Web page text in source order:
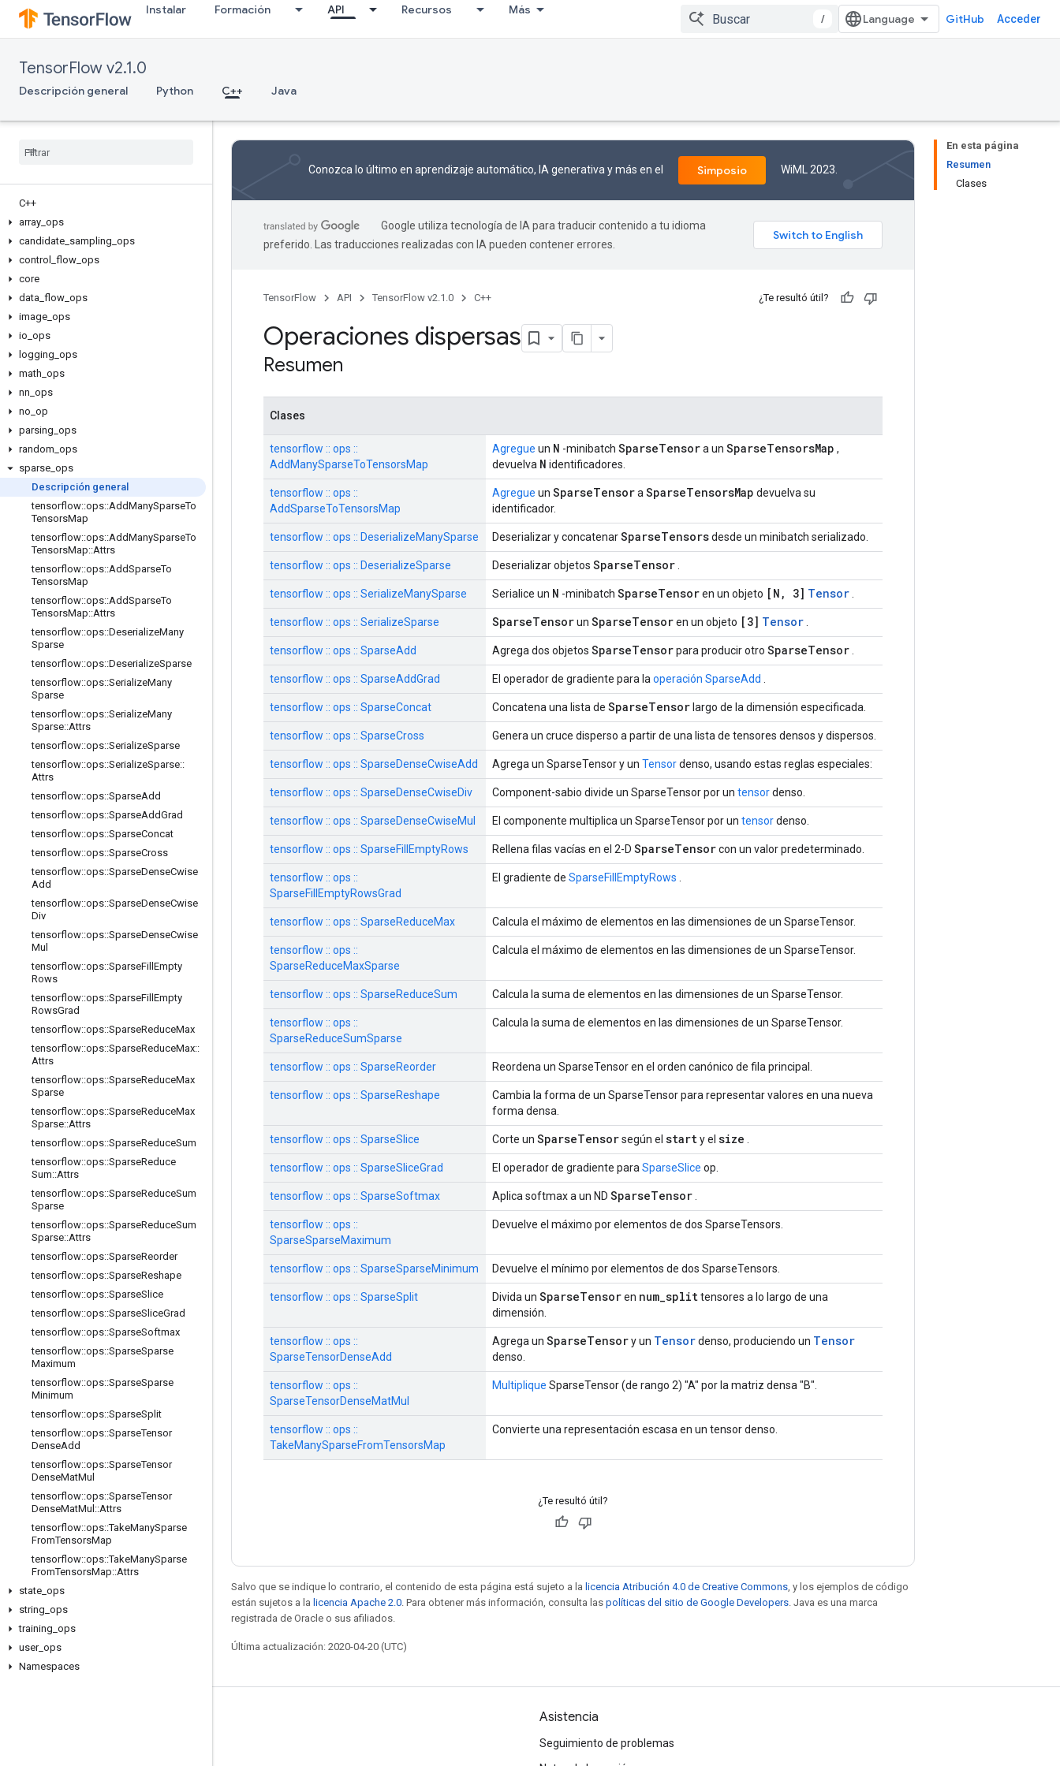
Instalar Formación API Recursos Más
/ GitHub Acceder
TensorFlow v2.1.0
Descripción general Python C++ Java
C++
array ops
candidate sampling ops
control
flow ops
core
data flow ops
image ops
io ops
logging ops
math ops
nn ops
no op
parsing ops
random ops
sparse ops
Descripción general
tensorflow::ops::AddManySparseTo
TensorsMap
tensorflow::ops::AddManySparseTo
TensorsMap::Attrs
tensorflow::ops::AddSparseTo
TensorsMap
tensorflow::ops::AddSparseTo
TensorsMap::Attrs
tensorflow::ops::DeserializeMany
Sparse
tensorflow::ops::DeserializeSparse
tensorflow::ops::SerializeMany
Sparse
tensorflow::ops::SerializeMany
Sparse::Attrs
tensorflow::ops::SerializeSparse
tensorflow::ops::SerializeSparse::
Attrs
tensorflow::ops::SparseAdd
tensorflow::ops::SparseAddGrad
tensorflow::ops::SparseConcat
tensorflow::ops::SparseCross
tensorflow::ops::SparseDenseCwise
Add
tensorflow::ops::SparseDenseCwise
Div
tensorflow::ops::SparseDenseCwise
Mul
tensorflow::ops::SparseFill Empty
Rows
tensorflow::ops::SparseFill Empty
RowsGrad
tensorflow::ops::SparseReduceMax
tensorflow::ops::SparseReduceMax::
Attrs
tensorflow::ops::SparseReduceMax
Sparse
tensorflow::ops::SparseReduceMax
Sparse::Attrs
tensorflow::ops::SparseReduceSum
tensorflow::ops::SparseReduce
Sum::Attrs
tensorflow::ops::SparseReduceSum
Sparse
tensorflow::ops::SparseReduceSum
Sparse::Attrs
tensorflow::ops::SparseReorder
tensorflow::ops::SparseReshape
tensorflow::ops::SparseSlice
tensorflow::ops::SparseSliceGrad
tensorflow::ops::SparseSoftmax
tensorflow::ops::SparseSparse
Maximum
tensorflow::ops::SparseSparse
Minimum
tensorflow::ops::SparseSplit
tensorflow::ops::SparseTensor
DenseAdd
tensorflow::ops::SparseTensor
DenseMatMul
tensorflow::ops::SparseTensor
DenseMatMul ::Attrs
tensorflow::ops::TakeManySparse
FromTensorsMap
tensorflow::ops::TakeManySparse
FromTensorsMap::Attrs
state ops
string ops
training ops
user_ ops
Namespaces
En esta página
Resumen
Clases
Conozca lo último en aprendizaje automático, IA generativa y más en el Simposio WiML 2023.
Google utiliza tecnología de IA para traducir contenido a tu idioma
preferido. Las traducciones realizadas con IA pueden contener errores.
TensorFlow API TensorFlow v2.1.0 C++ ¿Te resultó útil?
Operaciones dispersas
Resumen
Clases
tensorflow :: ops ::
AddManySparseToTensorsMap
Agregue un N -minibatch SparseTensora un SparseTensorsMap ,
devuelva N identificadores.
tensorflow :: ops ::
AddSparseToTensorsMap
Agregue un SparseTensora SparseTensorsMap devuelva su
identificador.
tensorflow :: ops :: DeserializeManySparse Deserializar y concatenarSparseTensorsdesde un minibatch serializado.
tensorflow :: ops :: DeserializeSparse Deserializar objetos SparseTensor
tensorflow :: ops :: SerializeManySparse Serialice un N -minibatch SparseTensoren un objeto [N, 3] Tensor
tensorflow :: ops :: SerializeSparse SparseTensorun SparseTensoren un objeto [3] Tensor
tensorflow :: ops :: SparseAdd Agrega dos objetos SparseTensorpara producir otro SparseTensor
tensorflow :: ops :: SparseAddGrad El operador de gradiente para la operación SparseAdd
tensorflow :: ops :: SparseConcat Concatena una lista de SparseTensor largo de la dimensión especificada.
tensorflow :: ops :: SparseCross Genera un cruce disperso a partir de una lista de tensores densos y dispersos.
tensorflow :: ops :: SparseDenseCwiseAdd Agrega un SparseTensor y un Tensordenso, usando estas reglas especiales:
tensorflow :: ops :: SparseDenseCwiseDiv Component-sabio divide un SparseTensor por un tensordenso.
tensorflow :: ops :: SparseDenseCwiseMul El componente multiplica un SparseTensor por un tensordenso.
tensorflow :: ops :: SparseFillEmptyRows Rellena filas vacías en el 2-D SparseTensorcon un valor predeterminado.
tensorflow :: ops ::
SparseFillEmptyRowsGrad
El gradiente de SparseFillEmptyRows
tensorflow :: ops :: SparseReduceMax Calcula el máximo de elementos en las dimensiones de un SparseTensor.
tensorflow :: ops ::
SparseReduceMaxSparse
Calcula el máximo de elementos en las dimensiones de un SparseTensor.
tensorflow :: ops :: SparseReduceSum Calcula la suma de elementos en las dimensiones de un SparseTensor.
tensorflow :: ops ::
SparseReduceSumSparse
Calcula la suma de elementos en las dimensiones de un SparseTensor.
tensorflow :: ops :: SparseReorder Reordena un SparseTensor en el orden canónico de fila principal.
tensorflow :: ops :: SparseReshape
Cambia la forma de un SparseTensor para representar valores en una nueva
forma densa.
tensorflow :: ops :: SparseSlice Corte un SparseTensorsegún el starty el size
tensorflow :: ops :: SparseSliceGrad El operador de gradiente para SparseSlice op.
tensorflow :: ops :: SparseSoftmax Aplica softmax a un ND SparseTensor
tensorflow :: ops ::
SparseSparseMaximum
Devuelve el máximo por elementos de dos SparseTensors.
tensorflow :: ops :: SparseSparseMinimum Devuelve el mínimo por elementos de dos SparseTensors.
tensorflow :: ops :: SparseSplit Divida un SparseTensoren num_splittensores a lo largo de una
dimensión.
tensorflow :: ops ::
SparseTensorDenseAdd
Agrega un SparseTensory un Tensordenso, produciendo un Tensor
denso.
tensorflow :: ops ::
SparseTensorDenseMatMul
Multiplique SparseTensor (de rango 2) "A" por la matriz densa "B".
tensorflow :: ops ::
TakeManySparseFromTensorsMap
Convierte una representación escasa en un tensor denso.
¿Te resultó útil?
Salvo que se indique lo contrario, el contenido de esta página está sujeto a la licencia Atribución 4.0 de Creative Commons , y los ejemplos de código
están sujetos a la licencia Apache 2.0 . Para obtener más información, consulta las políticas del sitio de Google Developers . Java es una marca
registrada de Oracle o sus afiliados.
Última actualización: 2020-04-20 (UTC)
Asistencia
Seguimiento de problemas